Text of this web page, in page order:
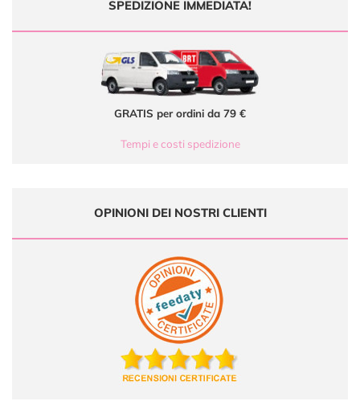
SPEDIZIONE IMMEDIATA!
GRATIS per ordini da 79 €
Tempi e costi spedizione
OPINIONI DEI NOSTRI CLIENTI